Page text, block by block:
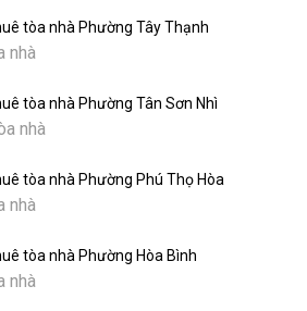
tòa nhà Phường Tây Thạnh
nhà
tòa nhà Phường Tân Sơn Nhì
nhà
tòa nhà Phường Phú Thọ Hòa
nhà
tòa nhà Phường Hòa Bình
nhà